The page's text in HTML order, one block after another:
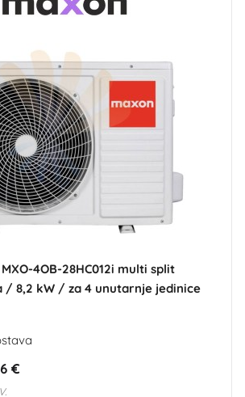
4OB-28HC012i multi split
/ 8,2 kW / za 4 unutarnje jedinice
€